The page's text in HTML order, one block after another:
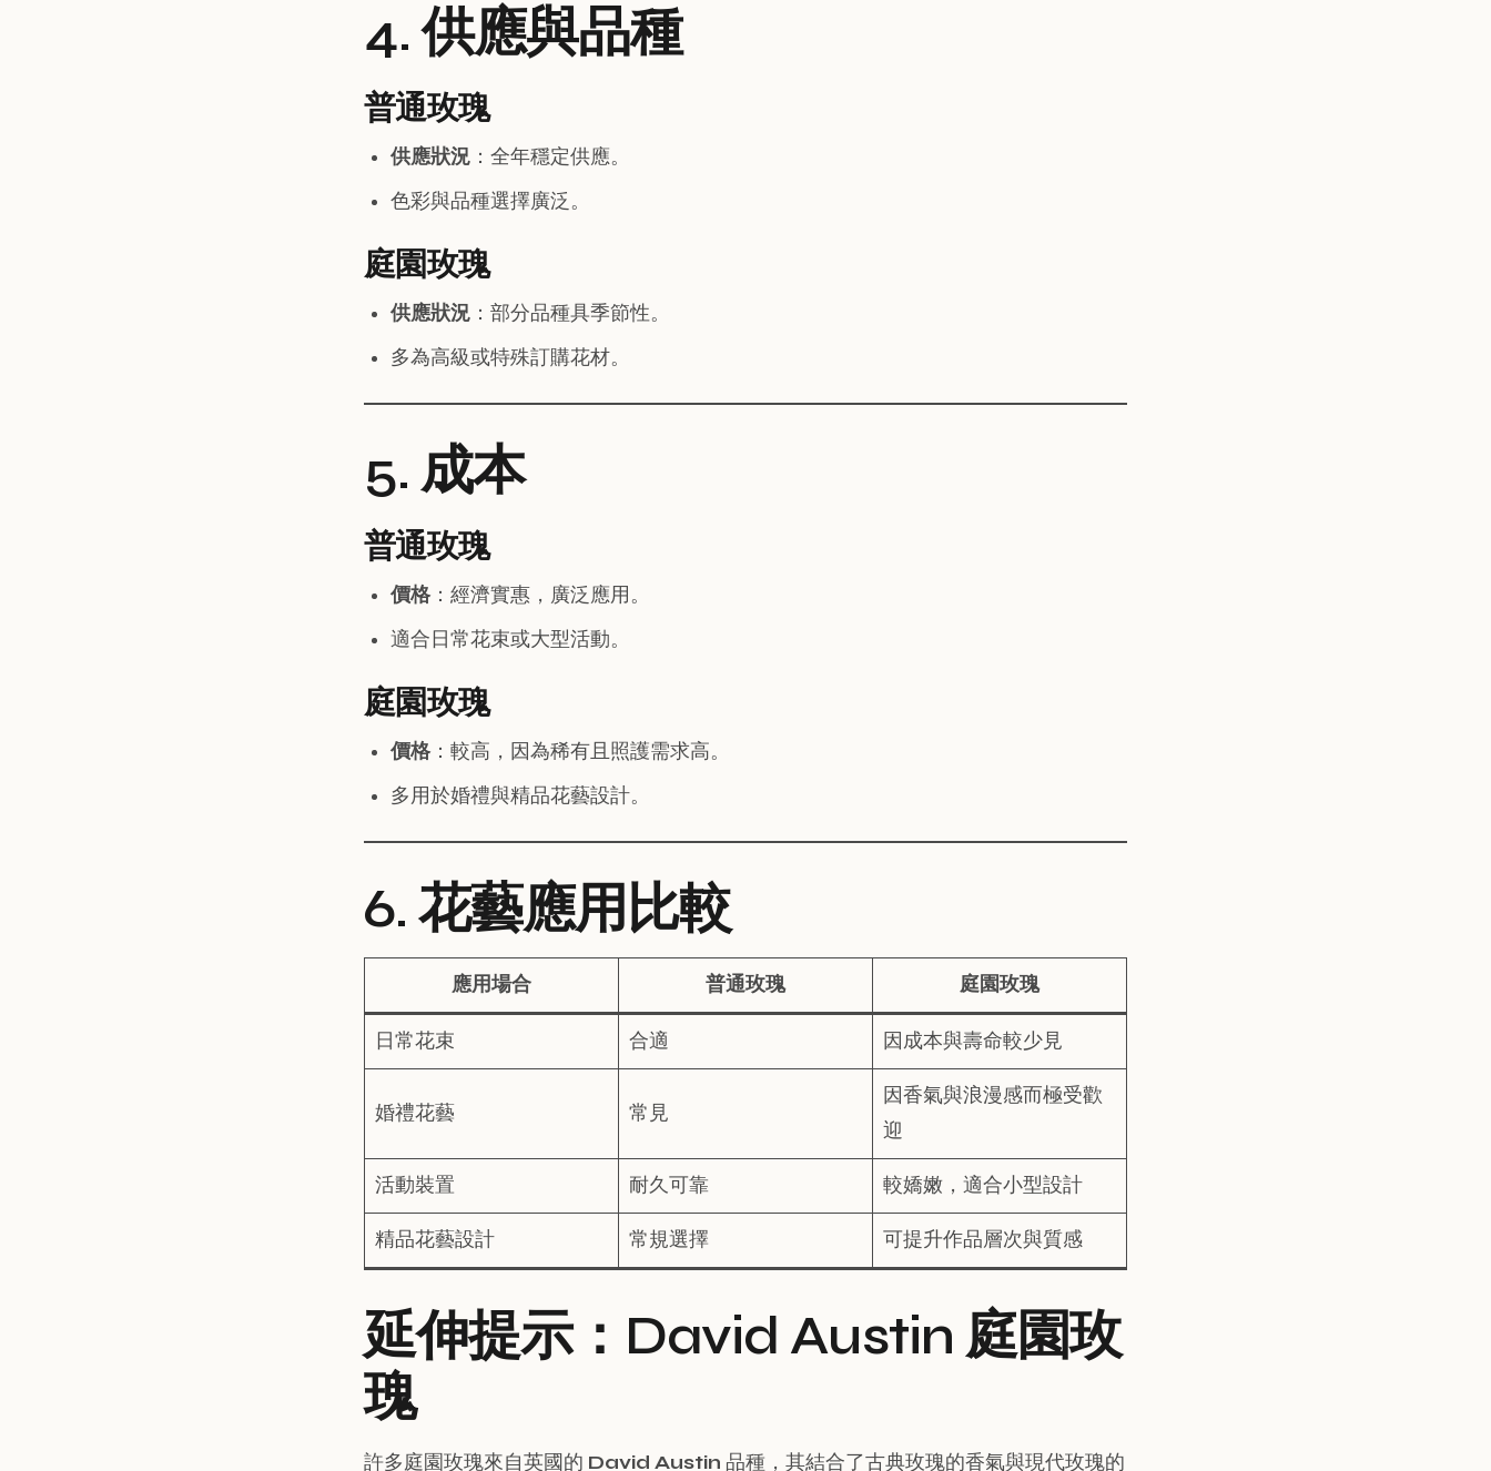
4. 供應與品種
普通玫瑰
供應狀況 ：全年穩定供應。
色彩與品種選擇廣泛。
庭園玫瑰
供應狀況 ：部分品種具季節性。
多為高級或特殊訂購花材。
5. 成本
普通玫瑰
價格 ：經濟實惠，廣泛應用。
適合日常花束或大型活動。
庭園玫瑰
價格 ：較高，因為稀有且照護需求高。
多用於婚禮與精品花藝設計。
6. 花藝應用比較
應用場合 普通玫瑰 庭園玫瑰
日常花束 合適 因成本與壽命較少見
婚禮花藝 常見
因香氣與浪漫感而極受歡
迎
活動裝置 耐久可靠 較嬌嫩，適合小型設計
精品花藝設計 常規選擇 可提升作品層次與質感
延伸提示：David Austin 庭園玫
瑰
許多庭園玫瑰來自英國的 David Austin 品種，其結合了古典玫瑰的香氣與現代玫瑰的